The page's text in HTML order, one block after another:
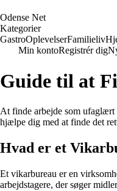
Odense Net
Kategorier
GastroOplevelserFamilieliv
Min kontoRegistrér dig
Guide til at
At finde arbejde som
hjælpe dig med at finde det
Hvad er et
Et vikarbureau er en
arbejdstagere, der søger